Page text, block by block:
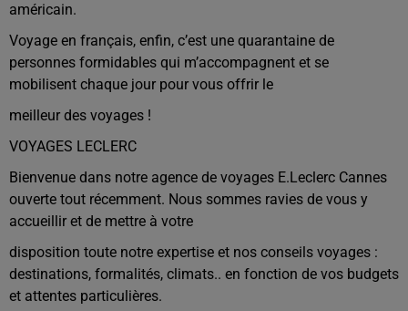
américain.
Voyage en français, enfin, c’est une quarantaine de
personnes formidables qui m’accompagnent et se
mobilisent chaque jour pour vous offrir le
meilleur des voyages !
VOYAGES LECLERC
Bienvenue dans notre agence de voyages E.Leclerc Cannes
ouverte tout récemment. Nous sommes ravies de vous y
accueillir et de mettre à votre
disposition toute notre expertise et nos conseils voyages :
destinations, formalités, climats.. en fonction de vos budgets
et attentes particulières.